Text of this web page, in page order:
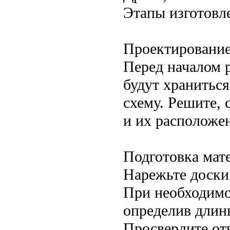
Этапы
Перед началом
будут
схему. Решите,
и их
Подготовка
Нарежьте
При
определив